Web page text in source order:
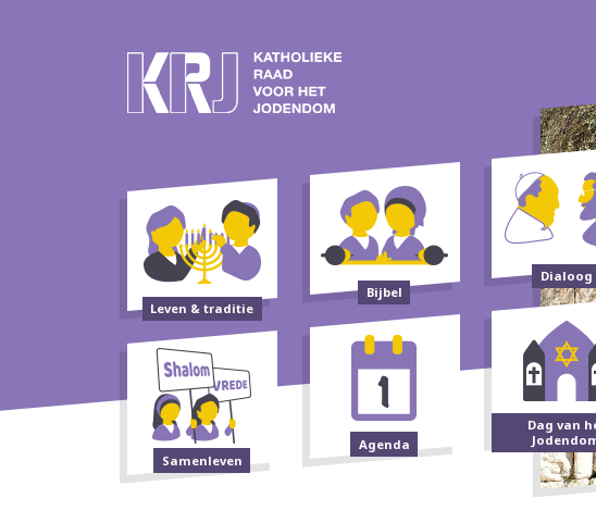
Leven & traditie
Bijbel
Dialoog
Samenleven
Agenda
Dag van